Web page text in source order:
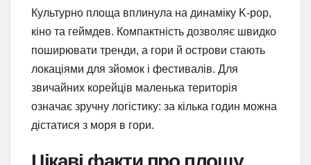
Культурно площа вплинула на динаміку K-pop,
кіно та геймдев. Компактність дозволяє швидко
поширювати тренди, а гори й острови стають
локаціями для зйомок і фестивалів. Для
звичайних корейців маленька територія
означає зручну логістику: за кілька годин можна
дістатися з моря в гори.